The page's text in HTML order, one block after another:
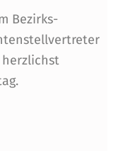
Bezirks-
herzlichst